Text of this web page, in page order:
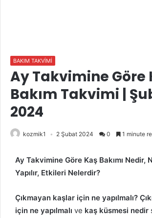
BAKIM TAKVİMİ
Ay Takvimine Göre
Bakım Takvimi |
2024
kozmik1 2 Şubat 2024 0 1 minute
Ay Takvimine Göre Kaş Bakımı Nedir,
Yapılır, Etkileri Nelerdir?
Çıkmayan kaşlar için ne yapılmalı?
için ne yapılmalı ve kaş küsmesi nedir